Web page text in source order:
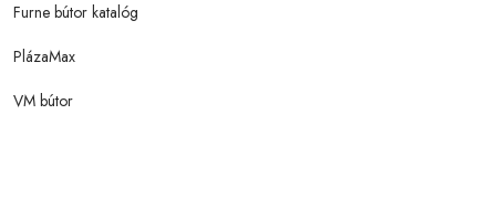
Furne bútor katalóg
PlázaMax
VM bútor